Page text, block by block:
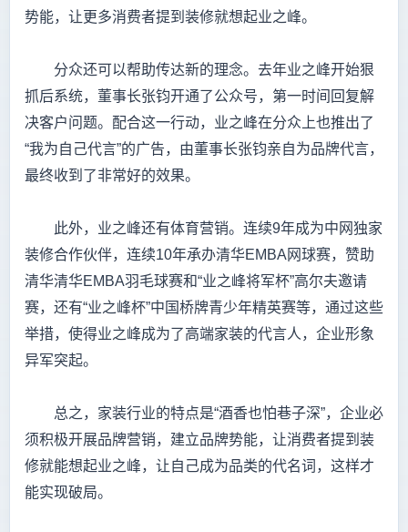
势能，让更多消费者提到装修就想起业之峰。
分众还可以帮助传达新的理念。去年业之峰开始狠
抓后系统，董事长张钧开通了公众号，第一时间回复解
决客户问题。配合这一行动，业之峰在分众上也推出了
“我为自己代言”的广告，由董事长张钧亲自为品牌代言，
最终收到了非常好的效果。
此外，业之峰还有体育营销。连续9年成为中网独家
装修合作伙伴，连续10年承办清华EMBA网球赛，赞助
清华清华EMBA羽毛球赛和“业之峰将军杯”高尔夫邀请
赛，还有“业之峰杯”中国桥牌青少年精英赛等，通过这些
举措，使得业之峰成为了高端家装的代言人，企业形象
异军突起。
总之，家装行业的特点是“酒香也怕巷子深”，企业必
须积极开展品牌营销，建立品牌势能，让消费者提到装
修就能想起业之峰，让自己成为品类的代名词，这样才
能实现破局。